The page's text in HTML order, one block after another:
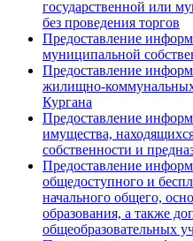
государственной или
без проведения торгов
Предоставление
муниципальной
Предоставление
жилищно-
Кургана
Предоставление
имущества,
собственности и
Предоставление
общедоступного и
начального общего,
образования, а также
общеобразовательных